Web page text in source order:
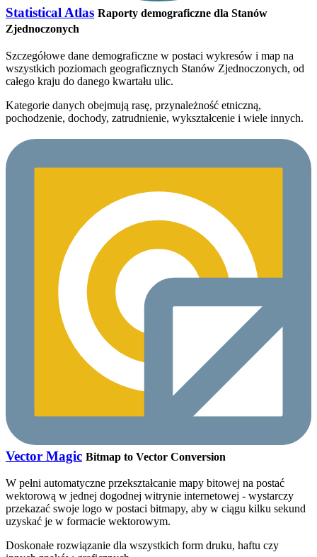
Statistical Atlas Raporty demograficzne dla Stanów
Zjednoczonych
Szczegółowe dane demograficzne w postaci wykresów i map na
wszystkich poziomach geograficznych Stanów Zjednoczonych, od
całego kraju do danego kwartału ulic.
Kategorie danych obejmują rasę, przynależność etniczną,
pochodzenie, dochody, zatrudnienie, wykształcenie i wiele innych.
Vector Magic Bitmap to Vector Conversion
W pełni automatyczne przekształcanie mapy bitowej na postać
wektorową w jednej dogodnej witrynie internetowej - wystarczy
przekazać swoje logo w postaci bitmapy, aby w ciągu kilku sekund
uzyskać je w formacie wektorowym.
Doskonałe rozwiązanie dla wszystkich form druku, haftu czy